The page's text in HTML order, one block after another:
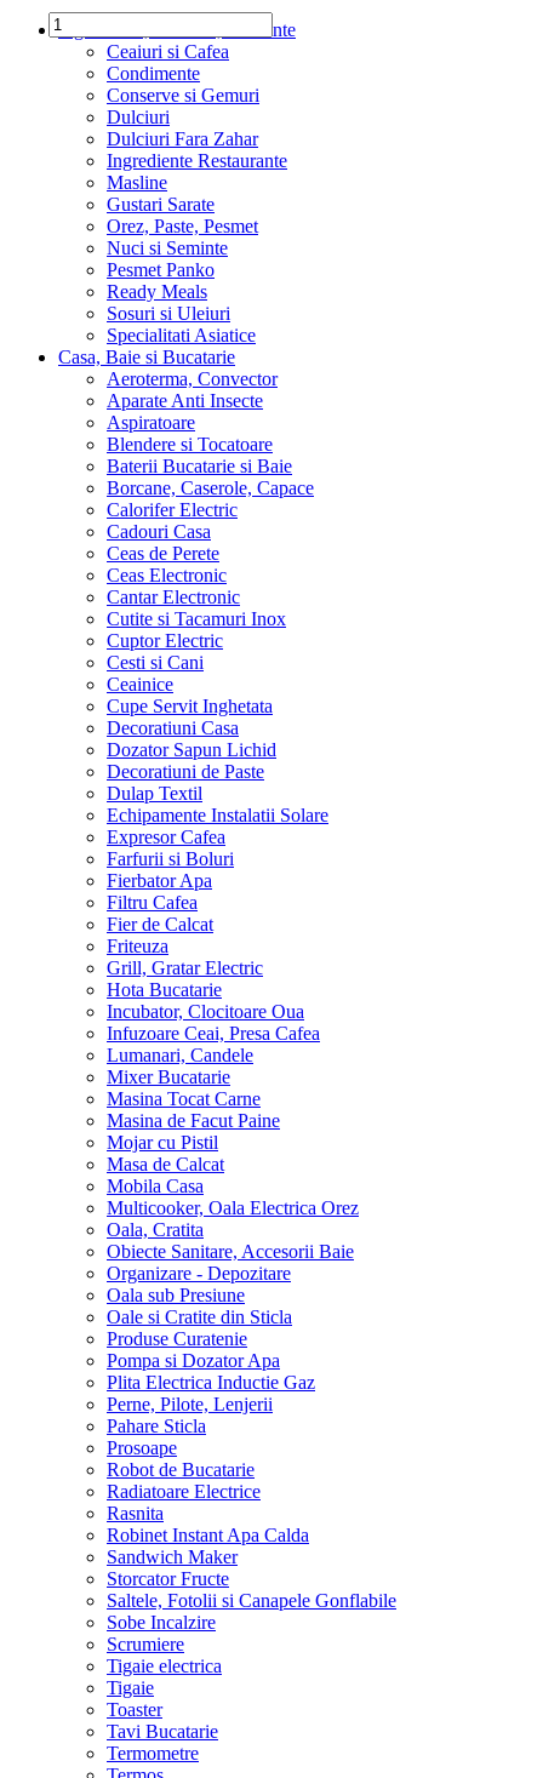
Ingrediente, Dulciuri, Alimente
Ceaiuri si Cafea
Condimente
Conserve si Gemuri
Dulciuri
Dulciuri Fara Zahar
Ingrediente Restaurante
Masline
Gustari Sarate
Orez, Paste, Pesmet
Nuci si Seminte
Pesmet Panko
Ready Meals
Sosuri si Uleiuri
Specialitati Asiatice
Casa, Baie si Bucatarie
Aeroterma, Convector
Aparate Anti Insecte
Aspiratoare
Blendere si Tocatoare
Baterii Bucatarie si Baie
Borcane, Caserole, Capace
Calorifer Electric
Cadouri Casa
Ceas de Perete
Ceas Electronic
Cantar Electronic
Cutite si Tacamuri Inox
Cuptor Electric
Cesti si Cani
Ceainice
Cupe Servit Inghetata
Decoratiuni Casa
Dozator Sapun Lichid
Decoratiuni de Paste
Dulap Textil
Echipamente Instalatii Solare
Expresor Cafea
Farfurii si Boluri
Fierbator Apa
Filtru Cafea
Fier de Calcat
Friteuza
Grill, Gratar Electric
Hota Bucatarie
Incubator, Clocitoare Oua
Infuzoare Ceai, Presa Cafea
Lumanari, Candele
Mixer Bucatarie
Masina Tocat Carne
Masina de Facut Paine
Mojar cu Pistil
Masa de Calcat
Mobila Casa
Multicooker, Oala Electrica Orez
Oala, Cratita
Obiecte Sanitare, Accesorii Baie
Organizare - Depozitare
Oala sub Presiune
Oale si Cratite din Sticla
Produse Curatenie
Pompa si Dozator Apa
Plita Electrica Inductie Gaz
Perne, Pilote, Lenjerii
Pahare Sticla
Prosoape
Robot de Bucatarie
Radiatoare Electrice
Rasnita
Robinet Instant Apa Calda
Sandwich Maker
Storcator Fructe
Saltele, Fotolii si Canapele Gonflabile
Sobe Incalzire
Scrumiere
Tigaie electrica
Tigaie
Toaster
Tavi Bucatarie
Termometre